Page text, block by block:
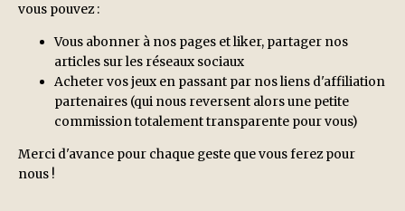
vous pouvez :
Vous abonner à nos pages et liker, partager nos
articles sur les réseaux sociaux
Acheter vos jeux en passant par nos liens d'affiliation
partenaires (qui nous reversent alors une petite
commission totalement transparente pour vous)
Merci d'avance pour chaque geste que vous ferez pour
nous !